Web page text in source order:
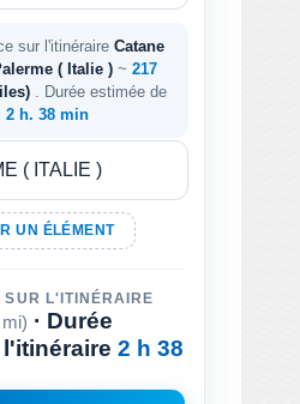
sur l'itinéraire Catane
( Italie ) ~ 217
. Durée estimée de
2 h. 38 min
UN ÉLÉMENT
SUR L'ITINÉRAIRE
· Durée
2 h 38